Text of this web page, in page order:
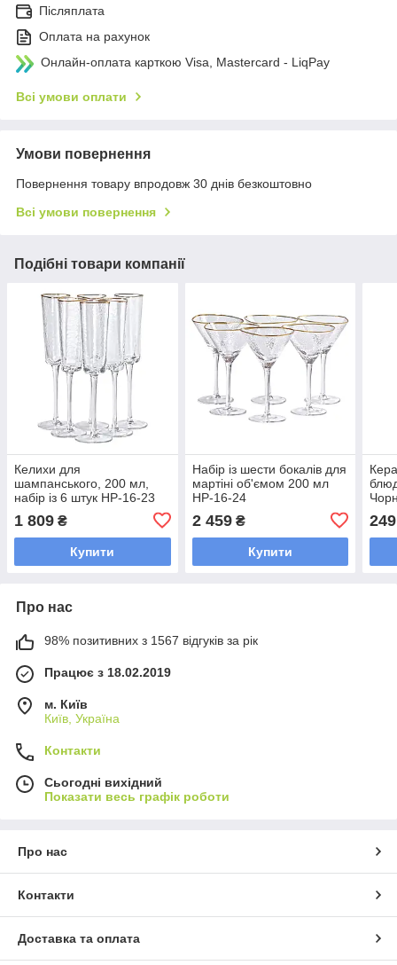
Післяплата
Оплата на рахунок
Онлайн-оплата карткою Visa, Mastercard - LiqPay
Всі умови оплати
Умови повернення
Повернення товару впродовж 30 днів безкоштовно
Всі умови повернення
Подібні товари компанії
Келихи для
шампанського, 200 мл,
набір із 6 штук HP-16-23
1 809 ₴
Купити
Набір із шести бокалів для
мартіні об'ємом 200 мл
HP-16-24
2 459₴
Купити
249
Про нас
98% позитивних з 1567 відгуків за рік
Працює з 18.02.2019
м. Київ
Київ, Україна
Контакти
Сьогодні вихідний
Показати весь графік роботи
Про нас
Контакти
Доставка та оплата